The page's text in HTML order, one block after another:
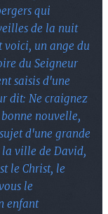
qui
de la nuit
voici, un ange du
du Seigneur
saisis d'une
dit: Ne craignez
nouvelle,
d'une grande
ville de David,
le Christ, le
le
enfant